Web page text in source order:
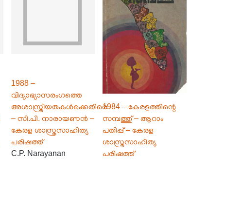
1988 –
വിദ്യാഭ്യാസരംഗത്തെ
അശാസ്ത്രീയതകൾക്കെതിരെ
– സി.പി. നാരായണൻ –
കേരള ശാസ്ത്രസാഹിത്യ
പരിഷത്ത്
C.P. Narayanan
1984 – കേരളത്തിന്റെ
സമ്പത്തു് – ആറാം
പതിപ്പ് – കേരള
ശാസ്ത്രസാഹിത്യ
പരിഷത്ത്